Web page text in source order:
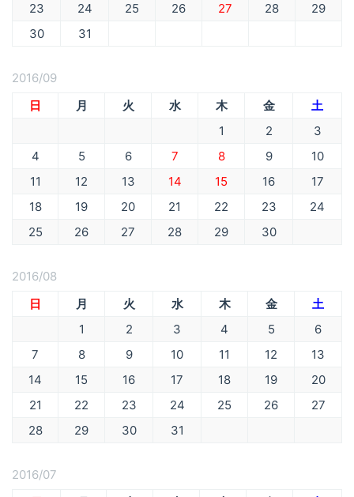
23
24 25 26 27 28
29
30
31
2016/09
日
月 火 水 木 金
土
1
2
3
4
5 6 7 8 9
10
11
12 13 14 15 16
17
18
19 20 21 22 23
24
25
26 27 28 29 30
2016/08
日
月 火 水 木 金
土
1
2 3 4 5
6
7
8 9 10 11 12
13
14
15 16 17 18 19
20
21
22 23 24 25 26
27
28
29 30 31
2016/07